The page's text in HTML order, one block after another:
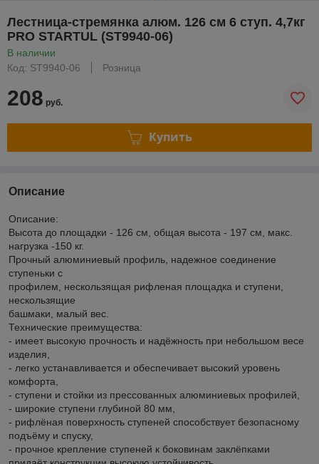
Лестница-стремянка алюм. 126 см 6 ступ. 4,7кг
PRO STARTUL (ST9940-06)
В наличии
Код: ST9940-06
Розница
208 руб.
Купить
Описание
Описание:
Высота до площадки - 126 см, общая высота - 197 см, макс.
нагрузка -150 кг.
Прочный алюминиевый профиль, надежное соединение
ступеньки с
профилем, нескользящая рифленая площадка и ступени,
нескользящие
башмаки, малый вес.
Технические преимущества:
- имеет высокую прочность и надёжность при небольшом весе
изделия,
- легко устанавливается и обеспечивает высокий уровень
комфорта,
- ступени и стойки из прессованных алюминиевых профилей,
- широкие ступени глубиной 80 мм,
- рифлёная поверхность ступеней способствует безопасному
подъёму и спуску,
- прочное крепление ступеней к боковинам заклёпками